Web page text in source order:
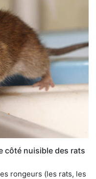
côté nuisible des rats
rongeurs (les rats, les